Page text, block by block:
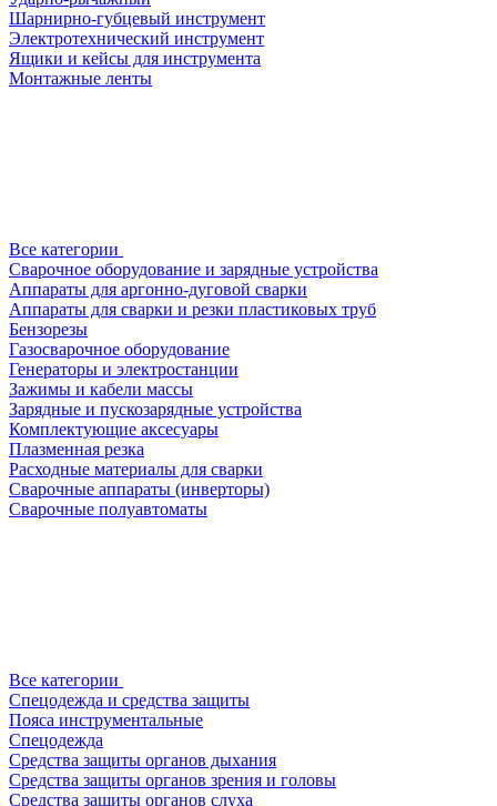
Шарнирно-губцевый инструмент
Электротехнический инструмент
Ящики и кейсы для инструмента
Монтажные ленты
Все категории
Сварочное оборудование и зарядные устройства
Аппараты для аргонно-дуговой сварки
Аппараты для сварки и резки пластиковых труб
Бензорезы
Газосварочное оборудование
Генераторы и электростанции
Зажимы и кабели массы
Зарядные и пускозарядные устройства
Комплектующие аксесуары
Плазменная резка
Расходные материалы для сварки
Сварочные аппараты (инверторы)
Сварочные полуавтоматы
Все категории
Спецодежда и средства защиты
Пояса инструментальные
Спецодежда
Средства защиты органов дыхания
Средства защиты органов зрения и головы
Средства защиты органов слуха